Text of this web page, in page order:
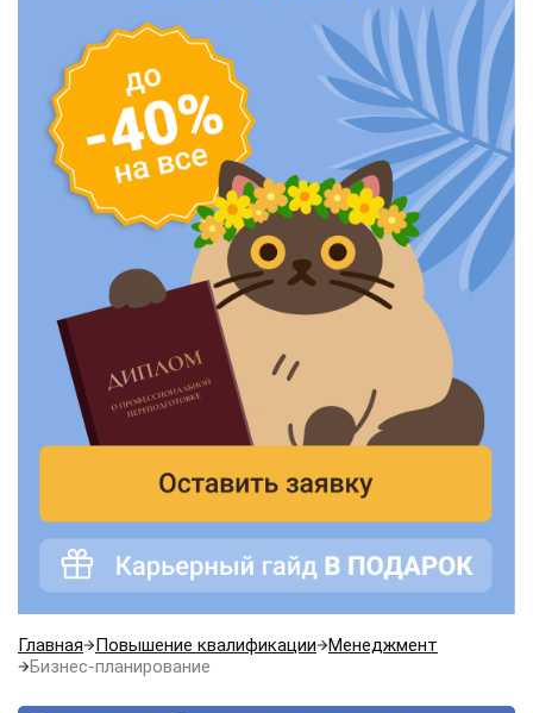
Главная Повышение квалификации
Менеджмент
Бизнес-планирование